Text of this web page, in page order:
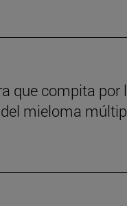
que compita por
mieloma